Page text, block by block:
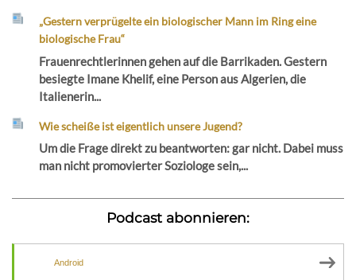
„Gestern verprügelte ein biologischer Mann im Ring eine
biologische Frau“
Frauenrechtlerinnen gehen auf die Barrikaden. Gestern
besiegte Imane Khelif, eine Person aus Algerien, die
Italienerin...
Wie scheiße ist eigentlich unsere Jugend?
Um die Frage direkt zu beantworten: gar nicht. Dabei muss
man nicht promovierter Soziologe sein,...
Podcast abonnieren:
Android